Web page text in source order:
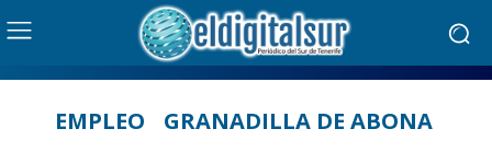
EMPLEO GRANADILLA DE ABONA